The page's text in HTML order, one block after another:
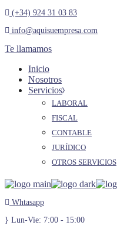
Skip
the
content
(+34) 924 31 03 83
info@aquisuempresa.com
Te llamamos
Inicio
Nosotros
Servicios
LABORAL
FISCAL
CONTABLE
JURÍDICO
OTROS SERVICIOS
Whtasapp
Lun-Vie: 7:00 - 15:00